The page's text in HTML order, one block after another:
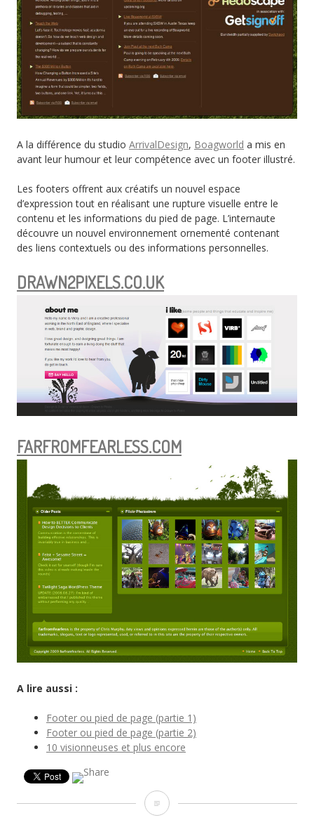
A la différence du studio ArrivalDesign, Boagworld a mis en
avant leur humour et leur compétence avec un footer illustré.
Les footers offrent aux créatifs un nouvel espace
d’expression tout en réalisant une rupture visuelle entre le
contenu et les informations du pied de page. L’internaute
découvre un nouvel environnement ornementé contenant
des liens contextuels ou des informations personnelles.
DRAWN2PIXELS.CO.UK
FARFROMFEARLESS.COM
A lire aussi :
Footer ou pied de page (partie 1)
Footer ou pied de page (partie 2)
10 visionneuses et plus encore
Footers